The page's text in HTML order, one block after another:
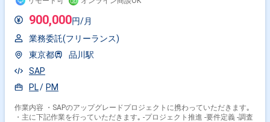
900,000円/月
業務委託(フリーランス)
東京都
品川駅
SAP
PL
PM
作業内容 ・SAPのアップグレードプロジェクトに携わっていただきます｡
・主に下記作業を行っていただきます｡ -プロジェクト推進 -要件定義 -調査